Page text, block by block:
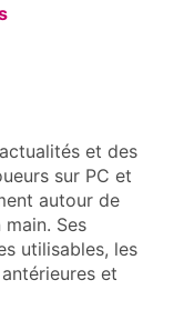
et des
sur PC et
autour de
Ses
utilisables, les
et